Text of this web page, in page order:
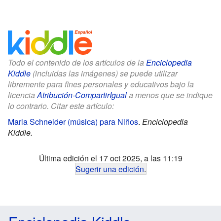
Todo el contenido de los artículos de la Enciclopedia
Kiddle (incluidas las imágenes) se puede utilizar
libremente para fines personales y educativos bajo la
licenciaAtribución-CompartirIguala menos que se indique
lo contrario. Citar este artículo:
Maria Schneider (música) para Niños. Enciclopedia
Kiddle.
Última edición el 17 oct 2025, a las 11:19
Sugerir una edición.